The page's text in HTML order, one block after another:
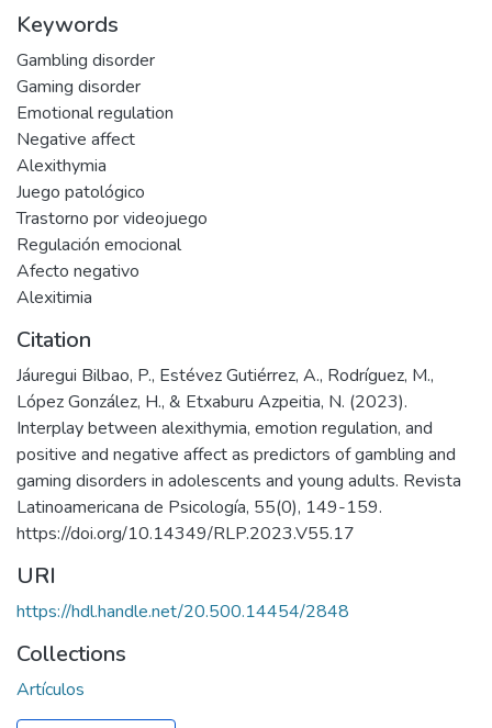
Keywords
Gambling disorder
Gaming disorder
Emotional regulation
Negative affect
Alexithymia
Juego patológico
Trastorno por videojuego
Regulación emocional
Afecto negativo
Alexitimia
Citation
Jáuregui Bilbao, P., Estévez Gutiérrez, A., Rodríguez, M.,
López González, H., & Etxaburu Azpeitia, N. (2023).
Interplay between alexithymia, emotion regulation, and
positive and negative affect as predictors of gambling and
gaming disorders in adolescents and young adults. Revista
Latinoamericana de Psicología, 55(0), 149-159.
https://doi.org/10.14349/RLP.2023.V55.17
URI
https://hdl.handle.net/20.500.14454/2848
Collections
Artículos